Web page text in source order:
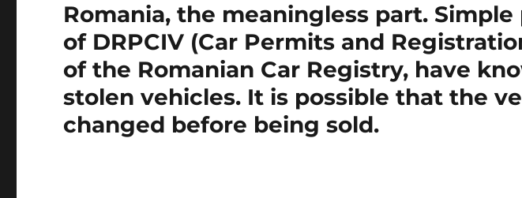
Romania, the meaningless part.
of DRPCIV (Car Permits and
of the Romanian Car Registry, have
stolen vehicles. It is possible that the
changed before being sold.